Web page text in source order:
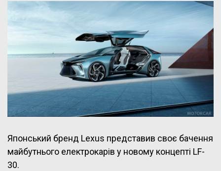
Японський бренд Lexus представив своє бачення
майбутнього електрокарів у новому концепті LF-
30.